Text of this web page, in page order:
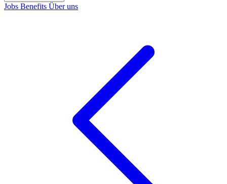
Jobs Benefits Über uns